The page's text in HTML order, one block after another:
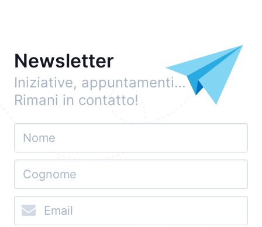
Newsletter
Iniziative, appuntamenti…
Rimani in contatto!